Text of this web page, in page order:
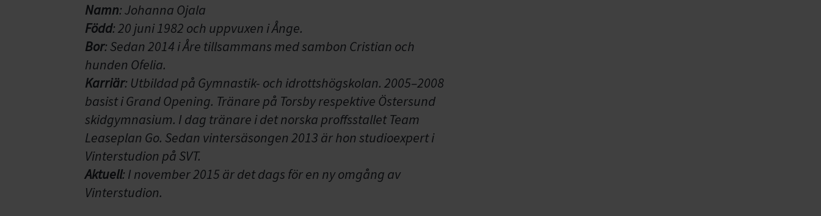
Namn: Johanna Ojala
Född: 20 juni 1982 och uppvuxen i Ånge.
Bor: Sedan 2014 i Åre tillsammans med sambon Cristian och
hunden Ofelia.
Karriär: Utbildad på Gymnastik- och idrottshögskolan. 2005–2008
basist i Grand Opening. Tränare på Torsby respektive Östersund
skidgymnasium. I dag tränare i det norska proffsstallet Team
Leaseplan Go. Sedan vintersäsongen 2013 är hon studioexpert i
Vinterstudion på SVT.
Aktuell: I november 2015 är det dags för en ny omgång av
Vinterstudion.